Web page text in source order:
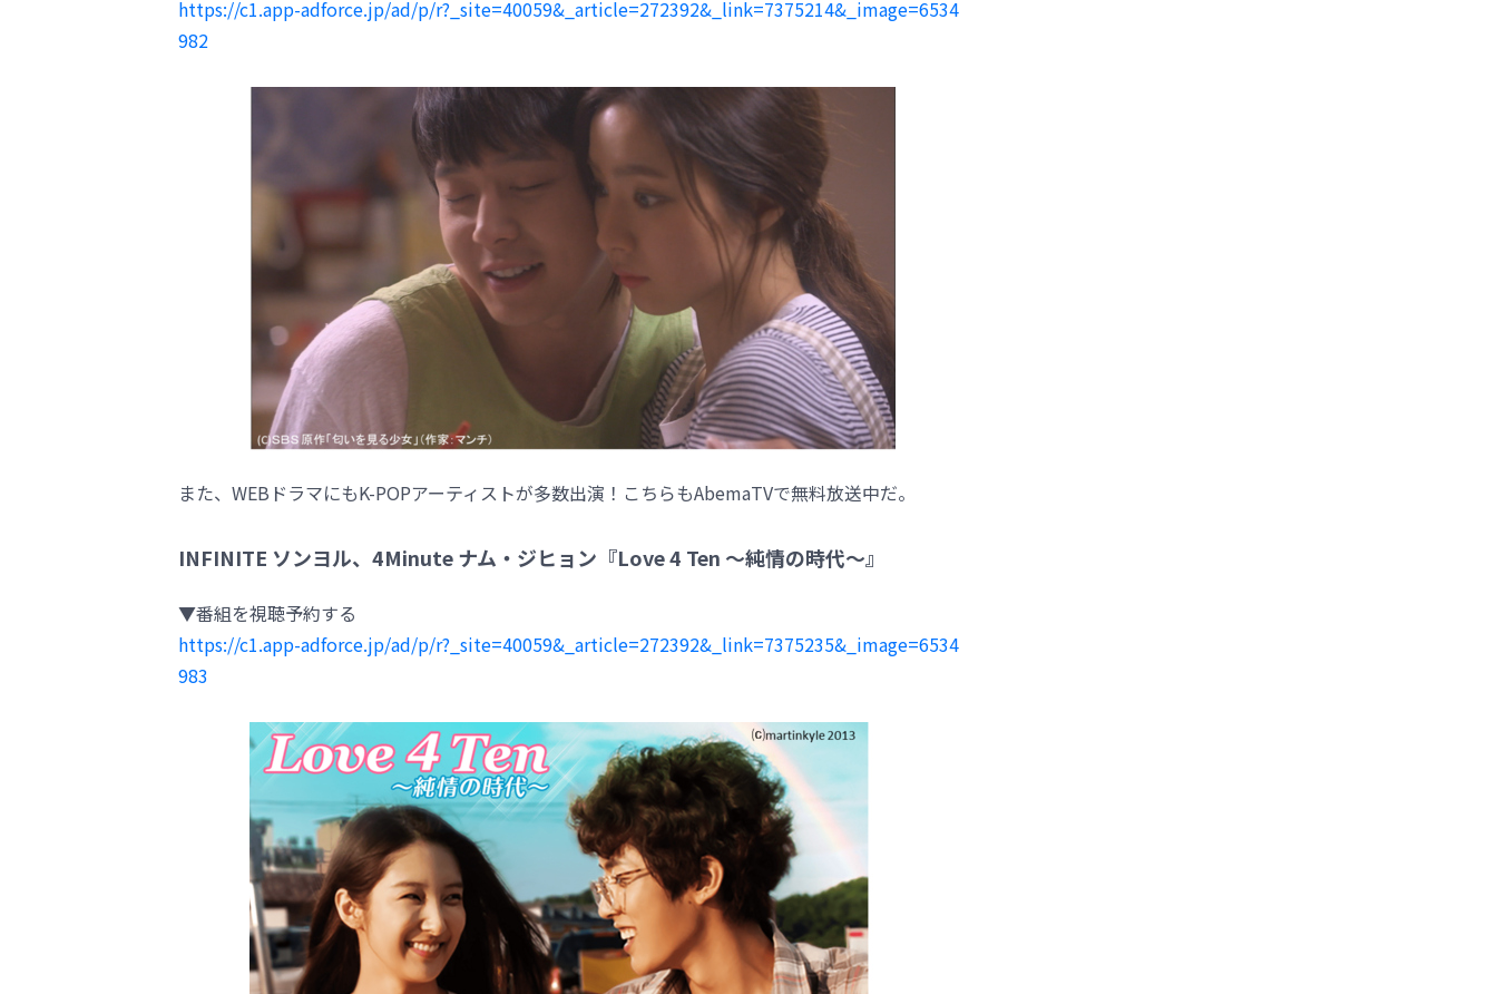
https://c1.app-adforce.jp/ad/p/r?_site=40059&_article=272392&_link=7375214&_image=6534
982
また、WEBドラマにもK-POPアーティストが多数出演！こちらもAbemaTVで無料放送中だ。
INFINITE ソンヨル、4Minute ナム・ジヒョン『Love 4 Ten ～純情の時代～』
▼番組を視聴予約する
https://c1.app-adforce.jp/ad/p/r?_site=40059&_article=272392&_link=7375235&_image=6534
983